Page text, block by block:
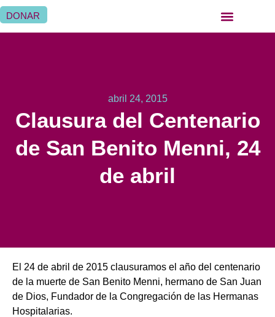
DONAR
abril 24, 2015
Clausura del Centenario
de San Benito Menni, 24
de abril
El 24 de abril de 2015 clausuramos el año del centenario
de la muerte de San Benito Menni, hermano de San Juan
de Dios, Fundador de la Congregación de las Hermanas
Hospitalarias.